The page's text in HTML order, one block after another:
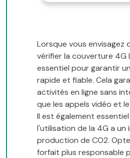
Lorsque vous envisagez
vérifier la couverture 4G
essentiel pour garantir
rapide et fiable. Cela
activités en ligne sans
que les appels vidéo et
Il est également
l'utilisation de la 4G a un
production de CO2.
forfait plus responsable